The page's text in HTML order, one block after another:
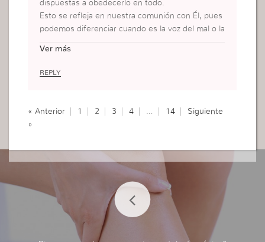
dispuestas a obedecerlo en todo.
Esto se refleja en nuestra comunión con Él, pues
podemos diferenciar cuando es la voz del mal o la
Ver más
REPLY
« Anterior 1 2 3 4 … 14
Siguiente
»